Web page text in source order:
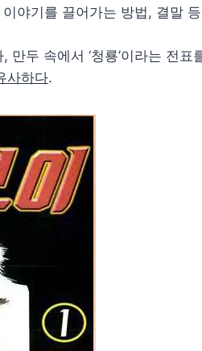
야기를 끌어가는 방법, 결말
두 속에서 ‘청룡’이라는 전표
사하다.